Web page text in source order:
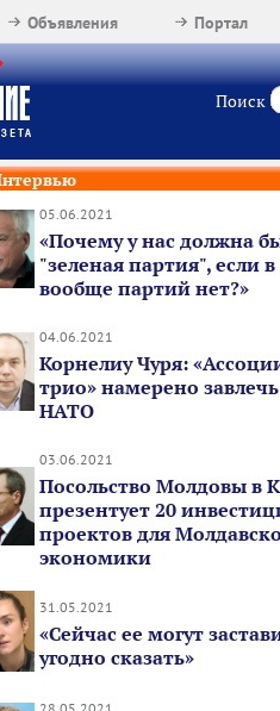
Портал
Объявления
Поиск
05.06.2021
«Почему у нас должна
"зеленая партия", если
вообще партий нет?»
04.06.2021
Корнелиу Чуря:
трио» намерено
НАТО
03.06.2021
Посольство Молдовы в
презентует 20
проектов для
экономики
31.05.2021
«Сейчас ее могут
угодно сказать»